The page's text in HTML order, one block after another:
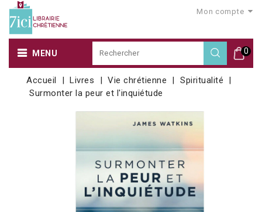
Mon compte
0
MENU
Accueil Livres Vie chrétienne
Spiritualité
Surmonter la peur et l'inquiétude